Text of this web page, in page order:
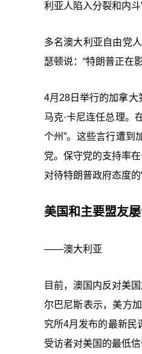
利亚人陷入分裂和内斗”
多名澳大利亚自由党
瑟顿说：“特朗普正在
4月28日举行的加拿大
马克·卡尼连任总理。
个州”。这些言行遭到
党。保守党的支持率
对待特朗普政府态度的“
美国和主要盟友
——澳大利亚
目前，澳国内反对美
尔巴尼斯表示，美方
究所4月发布的最新民
受访者对美国的最低信